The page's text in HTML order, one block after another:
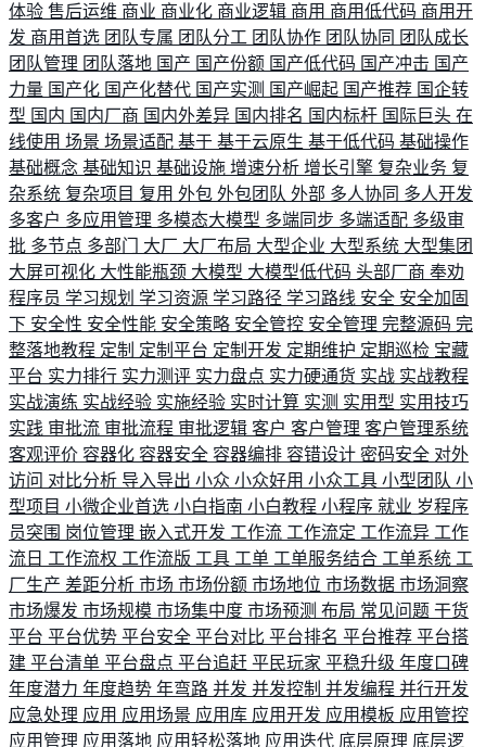
体验 售后运维 商业 商业化 商业逻辑 商用 商用低代码 商用开
发 商用首选 团队专属 团队分工 团队协作 团队协同 团队成长
团队管理 团队落地 国产 国产份额 国产低代码 国产冲击 国产
力量 国产化 国产化替代 国产实测 国产崛起 国产推荐 国企转
型 国内 国内厂商 国内外差异 国内排名 国内标杆 国际巨头 在
线使用 场景 场景适配 基于 基于云原生 基于低代码 基础操作
基础概念 基础知识 基础设施 增速分析 增长引擎 复杂业务 复
杂系统 复杂项目 复用 外包 外包团队 外部 多人协同 多人开发
多客户 多应用管理 多模态大模型 多端同步 多端适配 多级审
批 多节点 多部门 大厂 大厂布局 大型企业 大型系统 大型集团
大屏可视化 大性能瓶颈 大模型 大模型低代码 头部厂商 奉劝
程序员 学习规划 学习资源 学习路径 学习路线 安全 安全加固
下 安全性 安全性能 安全策略 安全管控 安全管理 完整源码 完
整落地教程 定制 定制平台 定制开发 定期维护 定期巡检 宝藏
平台 实力排行 实力测评 实力盘点 实力硬通货 实战 实战教程
实战演练 实战经验 实施经验 实时计算 实测 实用型 实用技巧
实践 审批流 审批流程 审批逻辑 客户 客户管理 客户管理系统
客观评价 容器化 容器安全 容器编排 容错设计 密码安全 对外
访问 对比分析 导入导出 小众 小众好用 小众工具 小型团队 小
型项目 小微企业首选 小白指南 小白教程 小程序 就业 岁程序
员突围 岗位管理 嵌入式开发 工作流 工作流定 工作流异 工作
流日 工作流权 工作流版 工具 工单 工单服务结合 工单系统 工
厂生产 差距分析 市场 市场份额 市场地位 市场数据 市场洞察
市场爆发 市场规模 市场集中度 市场预测 布局 常见问题 干货
平台 平台优势 平台安全 平台对比 平台排名 平台推荐 平台搭
建 平台清单 平台盘点 平台追赶 平民玩家 平稳升级 年度口碑
年度潜力 年度趋势 年弯路 并发 并发控制 并发编程 并行开发
应急处理 应用 应用场景 应用库 应用开发 应用模板 应用管控
应用管理 应用落地 应用轻松落地 应用迭代 底层原理 底层逻